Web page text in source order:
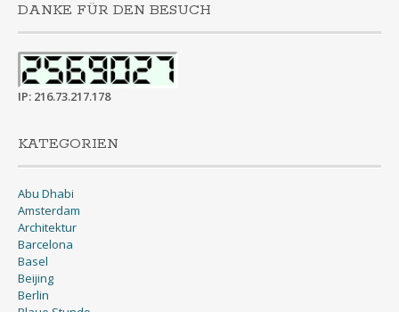
DANKE FÜR DEN BESUCH
IP: 216.73.217.178
KATEGORIEN
Abu Dhabi
Amsterdam
Architektur
Barcelona
Basel
Beijing
Berlin